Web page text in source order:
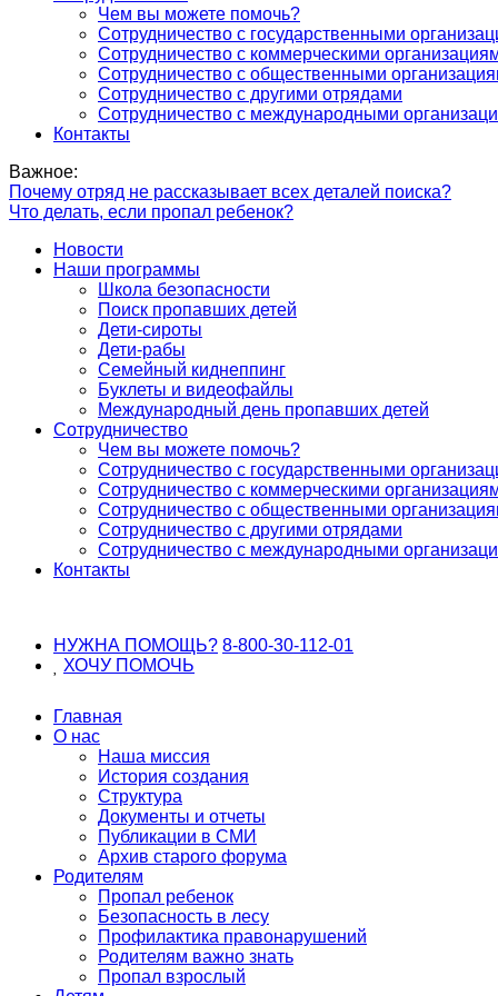
Чем вы можете помочь?
Сотрудничество с государственными
Сотрудничество с коммерческими
Сотрудничество с общественными
Сотрудничество с другими отрядами
Сотрудничество с международными
Контакты
Важное:
Почему отряд не рассказывает всех деталей поиска?
Что делать, если пропал ребенок?
Новости
Наши программы
Школа безопасности
Поиск пропавших детей
Дети-сироты
Дети-рабы
Семейный киднеппинг
Буклеты и видеофайлы
Международный день пропавших детей
Сотрудничество
Чем вы можете помочь?
Сотрудничество с государственными
Сотрудничество с коммерческими
Сотрудничество с общественными
Сотрудничество с другими отрядами
Сотрудничество с международными
Контакты
НУЖНА ПОМОЩЬ? 8-800-30-112-01
ХОЧУ ПОМОЧЬ
Главная
О нас
Наша миссия
История создания
Структура
Документы и отчеты
Публикации в СМИ
Архив старого форума
Родителям
Пропал ребенок
Безопасность в лесу
Профилактика правонарушений
Родителям важно знать
Пропал взрослый